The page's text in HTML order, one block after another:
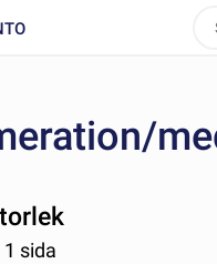
1 sida